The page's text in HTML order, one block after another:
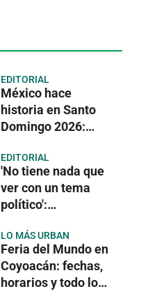
EDITORIAL
México hace
historia en Santo
Domingo 2026:
146 medallas de
oro
EDITORIAL
'No tiene nada que
ver con un tema
político':
detención del
exgobernador de
Guerrero por caso
Ayotzinapa
LO MÁS URBAN
Feria del Mundo en
Coyoacán: fechas,
horarios y todo lo